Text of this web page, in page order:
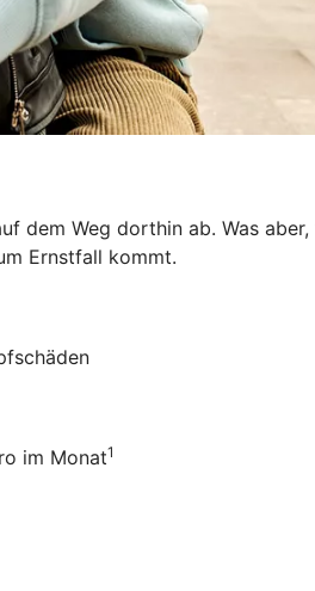
Weg dorthin ab. Was
Ernstfall kommt.
im Monat1